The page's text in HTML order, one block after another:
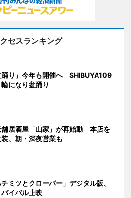
セスランキング
踊り」今年も開催へ SHIBUYA109
になり盆踊り
舗居酒屋「山家」が再始動 本店を
、朝・深夜営業も
ミツとクローバー」デジタル版、
イバル上映